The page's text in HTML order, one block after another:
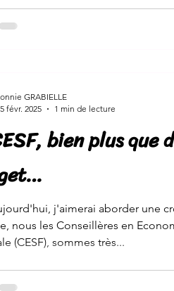
bien plus que
j'aimerai aborder une
nous les Conseillères en
(CESF), sommes très...
GRABIELLE
févr. 2025
1 min de lecture